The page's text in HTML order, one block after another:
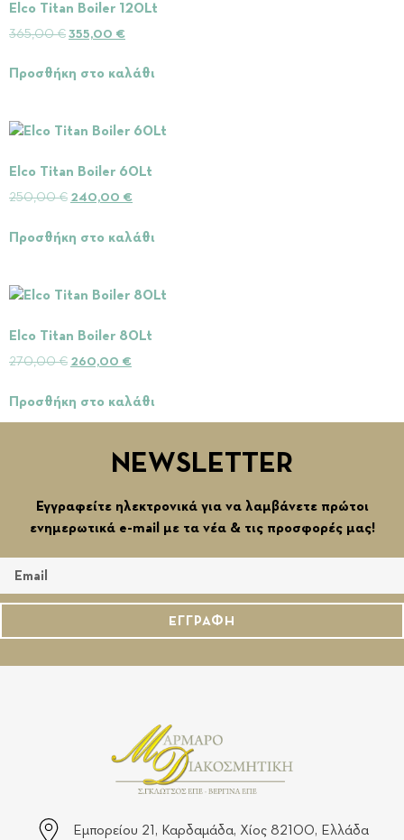
Elco Titan Boiler 120Lt
365,00€ 355,00 €
Προσθήκη στο καλάθι
Elco Titan Boiler 60Lt
250,00€ 240,00 €
Προσθήκη στο καλάθι
Elco Titan Boiler 80Lt
270,00€ 260,00 €
Προσθήκη στο καλάθι
NEWSLETTER
Εγγραφείτε ηλεκτρονικά για να λαμβάνετε πρώτοι
ενημερωτικά e-mail με τα νέα & τις προσφορές μας!
ΕΓΓΡΑΦΗ
Εμπορείου 21, Καρδαμάδα, Χίος 82100, Ελλάδα